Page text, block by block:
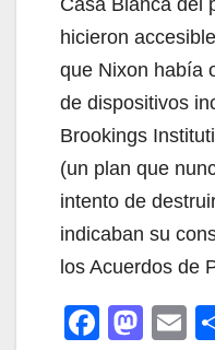
Casa Blanca del
hicieron
que Nixon había
de dispositivos
Brookings
(un plan que
intento de
indicaban su
los Acuerdos de
F
M
E